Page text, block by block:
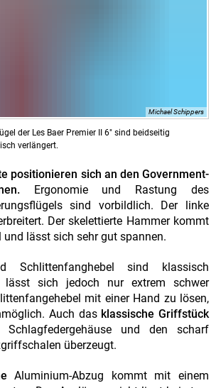
Michael Schippers
der Les Baer Premier II 6" sind beidseitig
verlängert.
positionieren sich an den Government-
Ergonomie und Rastung des
sind vorbildlich. Der linke
Der skelettierte Hammer kommt
und lässt sich sehr gut spannen.
Schlittenfanghebel sind klassisch
lässt sich jedoch nur extrem schwer
mit einer Hand zu lösen,
Auch das klassische Griffstück
und den scharf
überzeugt.
Aluminium-Abzug kommt mit einem